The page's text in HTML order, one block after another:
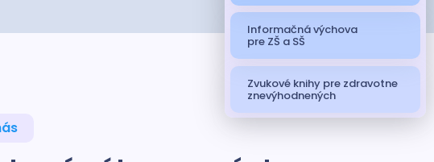
Informačná výchova
pre ZŠ a SŠ
Zvukové knihy pre zdravotne
znevýhodnených